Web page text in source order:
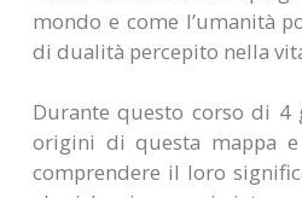
mondo e come l’umanità
di dualità percepito nella
Durante questo corso di 4
origini di questa mappa
comprendere il loro